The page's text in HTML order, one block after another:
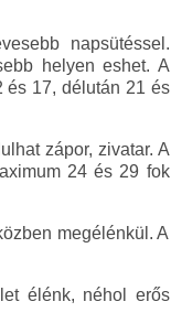
napsütéssel.
helyen eshet. A
és 17, délután 21 és
zápor, zivatar. A
24 és 29 fok
megélénkül. A
élénk, néhol erős